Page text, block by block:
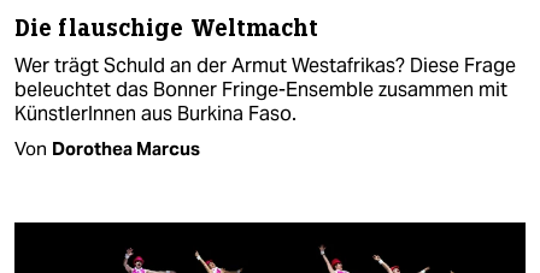
Die flauschige Weltmacht
Wer trägt Schuld an der Armut Westafrikas? Diese Frage
beleuchtet das Bonner Fringe-Ensemble zusammen mit
KünstlerInnen aus Burkina Faso.
Von Dorothea Marcus